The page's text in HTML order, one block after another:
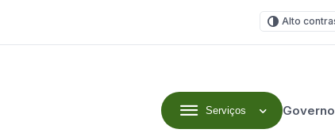
Alto
Serviços Governo